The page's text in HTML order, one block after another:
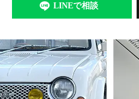
LINEで相談